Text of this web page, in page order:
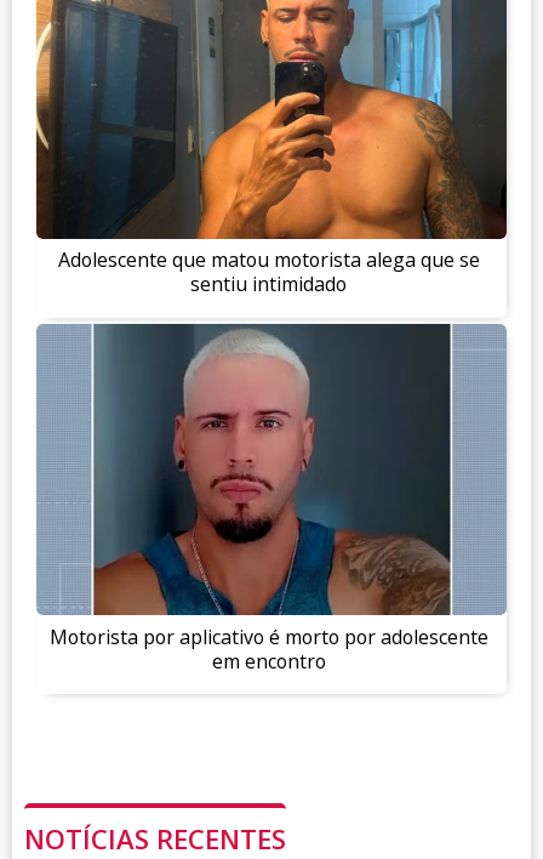
Adolescente que matou motorista alega que se
sentiu intimidado
Motorista por aplicativo é morto por adolescente
em encontro
NOTÍCIAS RECENTES